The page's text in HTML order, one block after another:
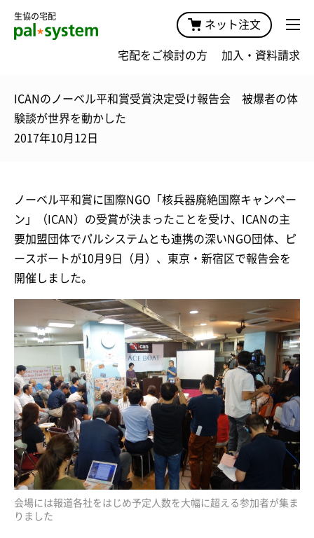
生協の宅配
ネット注文
宅配をご検討の方 加入・資料請求
ICANのノーベル平和賞受賞決定受け報告会 被爆者の体
験談が世界を動かした
2017年10月12日
ノーベル平和賞に国際NGO「核兵器廃絶国際キャンペー
ン」（ICAN）の受賞が決まったことを受け、ICANの主
要加盟団体でパルシステムとも連携の深いNGO団体、ピ
ースボートが10月9日（月）、東京・新宿区で報告会を
開催しました。
会場には報道各社をはじめ予定人数を大幅に超える参加者が集ま
りました